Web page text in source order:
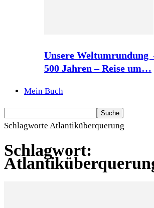
Unsere Weltumrundung
500 Jahren – Reise um…
Mein Buch
Schlagworte Atlantiküberquerung
Schlagwort: